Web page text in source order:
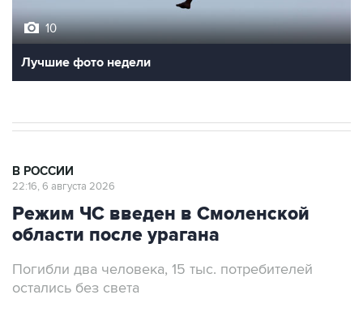
10
Лучшие фото недели
В РОССИИ
22:16, 6 августа 2026
Режим ЧС введен в Смоленской
области после урагана
Погибли два человека, 15 тыс. потребителей
остались без света